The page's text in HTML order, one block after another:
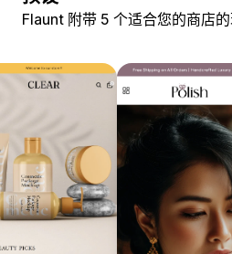
Flaunt 附带 5 个适合您的商店